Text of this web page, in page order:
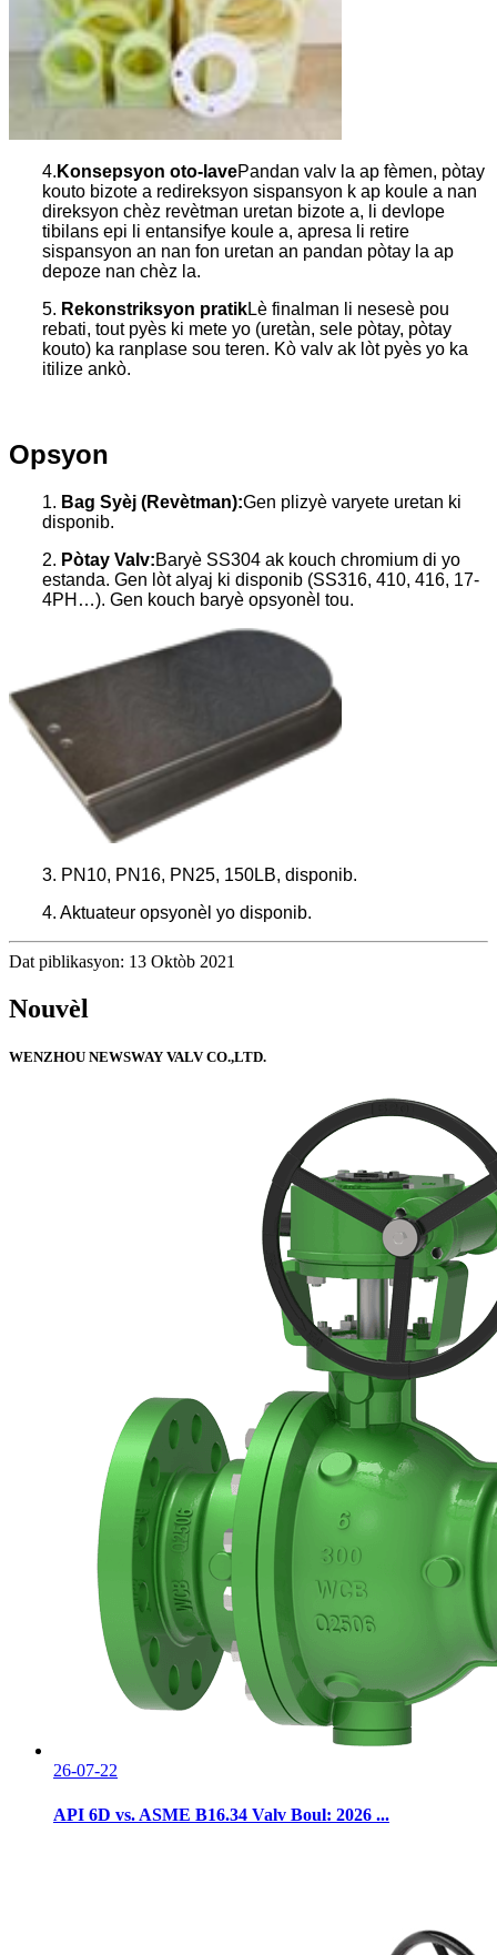
4. Konsepsyon oto-lavePandan valv la ap fèmen, pòtay
kouto bizote a redireksyon sispansyon k ap koule a nan
direksyon chèz revètman uretan bizote a, li devlope
tibilans epi li entansifye koule a, apresa li retire
sispansyon an nan fon uretan an pandan pòtay la ap
depoze nan chèz la.
5. Rekonstriksyon pratikLè finalman li nesesè pou
rebati, tout pyès ki mete yo (uretàn, sele pòtay, pòtay
kouto) ka ranplase sou teren. Kò valv ak lòt pyès yo ka
itilize ankò.
Opsyon
1. Bag Syèj (Revètman):Gen plizyè varyete uretan ki
disponib.
2. Pòtay Valv:Baryè SS304 ak kouch chromium di yo
estanda. Gen lòt alyaj ki disponib (SS316, 410, 416, 17-
4PH…). Gen kouch baryè opsyonèl tou.
3. PN10, PN16, PN25, 150LB, disponib.
4. Aktuateur opsyonèl yo disponib.
Dat piblikasyon: 13 Oktòb 2021
Nouvèl
WENZHOU NEWSWAY VALV CO.,LTD.
26-07-22
API 6D vs. ASME B16.34 Valv Boul: 2026 ...